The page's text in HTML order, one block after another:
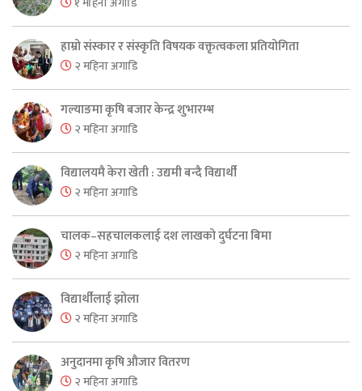
हाम्रो संस्कार र संस्कृति विषयक वक्तृत्वकला प्रतियोगिता
२ महिना अगाडि
गल्याङमा कृषि बजार केन्द्र शुभारम्भ
२ महिना अगाडि
विद्यालयमै केरा खेती : उद्यमी बन्दै विद्यार्थी
२ महिना अगाडि
चालक–सहचालकलाई दश लाखको दुर्घटना बिमा
२ महिना अगाडि
विद्यार्थीलाई झोला
२ महिना अगाडि
अनुदानमा कृषि औजार वितरण
२ महिना अगाडि